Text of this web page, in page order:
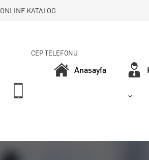
ONLINE KATALOG
CEP TELEFONU
Anasayfa